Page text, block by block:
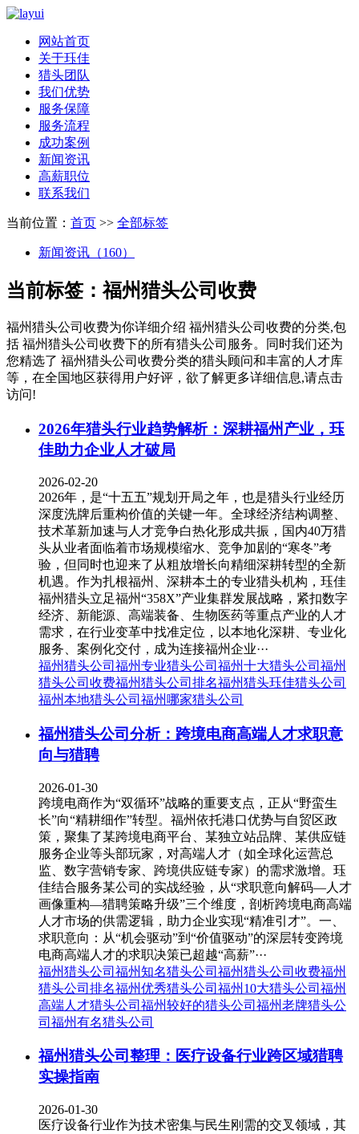
网站首页
关于珏佳
猎头团队
我们优势
服务保障
服务流程
成功案例
新闻资讯
高薪职位
联系我们
当前位置： 首页 >> 全部标签
新闻资讯（160）
当前标签：福州猎头公司收费
福州猎头公司收费为你详细介绍 福州猎头公司收费的分类,包
括 福州猎头公司收费下的所有猎头公司服务。同时我们还为
您精选了 福州猎头公司收费分类的猎头顾问和丰富的人才库
等，在全国地区获得用户好评，欲了解更多详细信息,请点击
访问!
2026年猎头行业趋势解析：深耕福州产业，珏
佳助力企业人才破局
2026-02-20
2026年，是“十五五”规划开局之年，也是猎头行业经历
深度洗牌后重构价值的关键一年。全球经济结构调整、
技术革新加速与人才竞争白热化形成共振，国内40万猎
头从业者面临着市场规模缩水、竞争加剧的“寒冬”考
验，但同时也迎来了从粗放增长向精细深耕转型的全新
机遇。作为扎根福州、深耕本土的专业猎头机构，珏佳
福州猎头立足福州“358X”产业集群发展战略，紧扣数字
经济、新能源、高端装备、生物医药等重点产业的人才
需求，在行业变革中找准定位，以本地化深耕、专业化
服务、案例化交付，成为连接福州企业···
福州猎头公司 福州专业猎头公司 福州十大猎头公司 福州
猎头公司收费福州猎头公司排名福州猎头珏佳猎头公司
福州本地猎头公司 福州哪家猎头公司
福州猎头公司分析：跨境电商高端人才求职意
向与猎聘
2026-01-30
跨境电商作为“双循环”战略的重要支点，正从“野蛮生
长”向“精耕细作”转型。福州依托港口优势与自贸区政
策，聚集了某跨境电商平台、某独立站品牌、某供应链
服务企业等头部玩家，对高端人才（如全球化运营总
监、数字营销专家、跨境供应链专家）的需求激增。珏
佳结合服务某公司的实战经验，从“求职意向解码—人才
画像重构—猎聘策略升级”三个维度，剖析跨境电商高端
人才市场的供需逻辑，助力企业实现“精准引才”。一、
求职意向：从“机会驱动”到“价值驱动”的深层转变跨境
电商高端人才的求职决策已超越“高薪”···
福州猎头公司 福州知名猎头公司 福州猎头公司收费福州
猎头公司排名福州优秀猎头公司 福州10大猎头公司 福州
高端人才猎头公司 福州较好的猎头公司 福州老牌猎头公
司 福州有名猎头公司
福州猎头公司整理：医疗设备行业跨区域猎聘
实操指南
2026-01-30
医疗设备行业作为技术密集与民生刚需的交叉领域，其